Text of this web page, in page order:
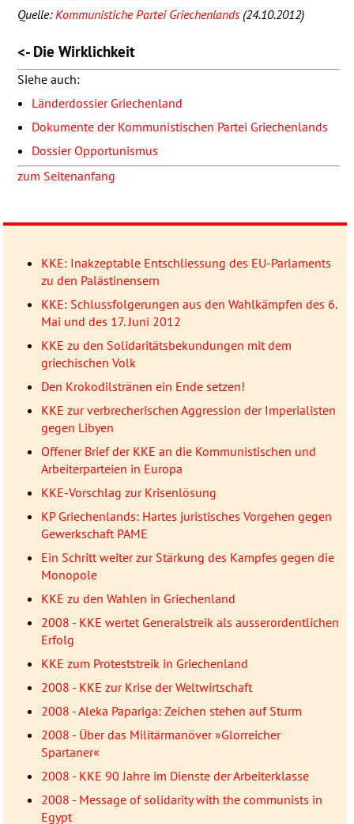
Quelle:Kommunistiche Partei Griechenlands(24.10.2012)
<- Die Wirklichkeit
Siehe auch:
Länderdossier Griechenland
Dokumente der Kommunistischen Partei Griechenlands
Dossier Opportunismus
zum Seitenanfang
KKE: Inakzeptable Entschliessung des EU-Parlaments
zu den Palästinensern
KKE: Schlussfolgerungen aus den Wahlkämpfen des 6.
Mai und des 17. Juni 2012
KKE zu den Solidaritätsbekundungen mit dem
griechischen Volk
Den Krokodilstränen ein Ende setzen!
KKE zur verbrecherischen Aggression der Imperialisten
gegen Libyen
Offener Brief der KKE an die Kommunistischen und
Arbeiterparteien in Europa
KKE-Vorschlag zur Krisenlösung
KP Griechenlands: Hartes juristisches Vorgehen gegen
Gewerkschaft PAME
Ein Schritt weiter zur Stärkung des Kampfes gegen die
Monopole
KKE zu den Wahlen in Griechenland
2008 - KKE wertet Generalstreik als ausserordentlichen
Erfolg
KKE zum Proteststreik in Griechenland
2008 - KKE zur Krise der Weltwirtschaft
2008 - Aleka Papariga: Zeichen stehen auf Sturm
2008 - Über das Militärmanöver »Glorreicher
Spartaner«
2008 - KKE 90 Jahre im Dienste der Arbeiterklasse
2008 - Message of solidarity with the communists in
Egypt